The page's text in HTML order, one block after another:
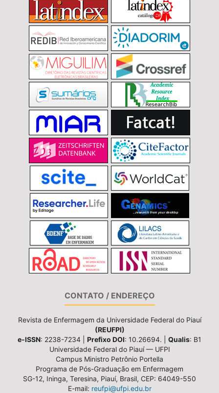
CONTATO / ENDEREÇO
Revista de Enfermagem da Universidade Federal do Piauí
(REUFPI)
e-ISSN: 2238-7234 | Prefixo DOI: 10.26694. | Qualis: B1
Universidade Federal do Piauí — UFPI
Campus Ministro Petrônio Portella
Programa de Pós-Graduação em Enfermagem
SG-12, Ininga, Teresina, Piauí, Brasil, CEP: 64049-550
E-mail: reufpi@ufpi.edu.br